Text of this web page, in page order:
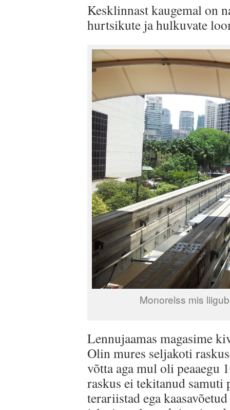
Kesklinnast kaugemal on
hurtsikute ja hulkuvate
Monorelss mis
Lennujaamas magasime
Olin mures seljakoti
võtta aga mul oli
raskus ei tekitanud
terariistad ega